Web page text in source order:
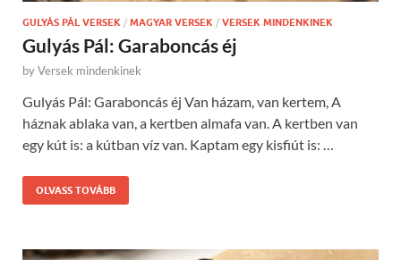
GULYÁS PÁL VERSEK / MAGYAR VERSEK / VERSEK MINDENKINEK
Gulyás Pál: Garaboncás éj
byVersek mindenkinek
Gulyás Pál: Garaboncás éj Van házam, van kertem, A
háznak ablaka van, a kertben almafa van. A kertben van
egy kút is: a kútban víz van. Kaptam egy kisfiút is: …
OLVASS TOVÁBB